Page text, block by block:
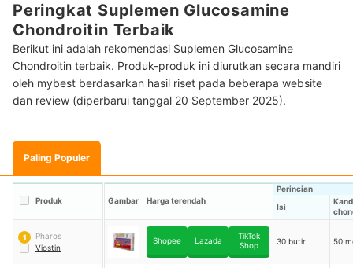
Peringkat Suplemen Glucosamine
Chondroitin Terbaik
Berikut ini adalah rekomendasi Suplemen Glucosamine
Chondroitin terbaik. Produk-produk ini diurutkan secara mandiri
oleh mybest berdasarkan hasil riset pada beberapa website
dan review (diperbarui tanggal 20 September 2025).
Paling Populer
Produk Gambar Harga terendah
Perincian
Isi
1
Pharos
Viostin
Shopee Lazada
TikTok
Shop
30 butir 50